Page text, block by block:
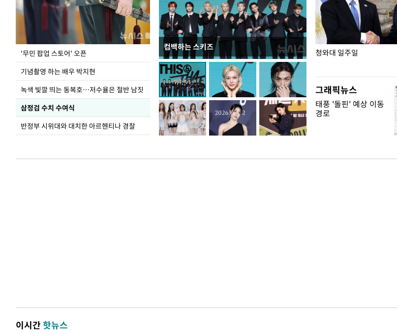
'무민 팝업 스토어' 오픈
기념촬영 하는 배우 박지현
녹색 빛깔 띄는 동복호…저수율은 절반 남짓
삼정검 수치 수여식
반정부 시위대와 대치한 아르헨티나 경찰
컴백하는 스키즈
홈플러스, 67개 점포 가오픈… 13일 정식 개장 청와대 일주일
그래픽뉴스
태풍 '돌핀' 예상 이동
경로
이시간핫뉴스